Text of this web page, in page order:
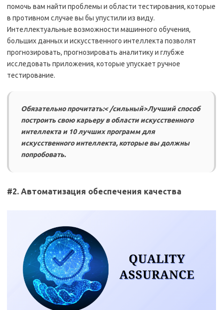
помочь вам найти проблемы и области тестирования, которые
в противном случае вы бы упустили из виду.
Интеллектуальные возможности машинного обучения,
больших данных и искусственного интеллекта позволят
прогнозировать, прогнозировать аналитику и глубже
исследовать приложения, которые упускает ручное
тестирование.
Обязательно прочитать:< /сильный>Лучший способ
построить свою карьеру в области искусственного
интеллекта и 10 лучших программ для
искусственного интеллекта, которые вы должны
попробовать.
#2. Автоматизация обеспечения качества